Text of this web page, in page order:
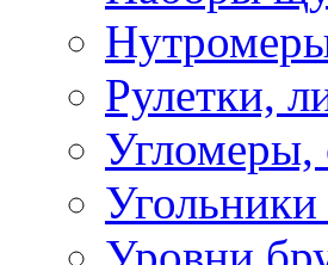
Рулетки,
Угломеры,